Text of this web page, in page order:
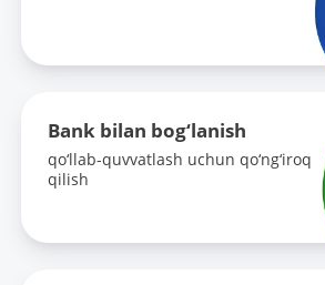
Bank bilan bog‘lanish
qo‘llab-quvvatlash uchun qo‘ng‘iroq
qilish